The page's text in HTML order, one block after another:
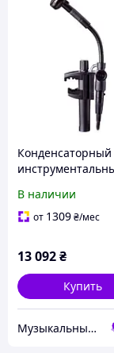
Конденсаторный
В наличии
от 1309 ₴/мес
13 092 ₴
Купить
Музыкальный магазин "Мелодия"